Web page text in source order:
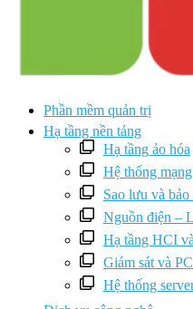
Phần mềm quản trị
Hạ tầng nền tảng
Hạ tầng ảo hóa
Hệ thống mạng
Sao lưu và bảo
Nguồn điện –
Hạ tầng HCI
Giám sát và
Hệ thống